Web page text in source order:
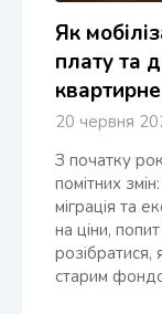
Як
плату та
20 червня
З початку
помітних
міграція та
на ціни,
розібратися,
старим